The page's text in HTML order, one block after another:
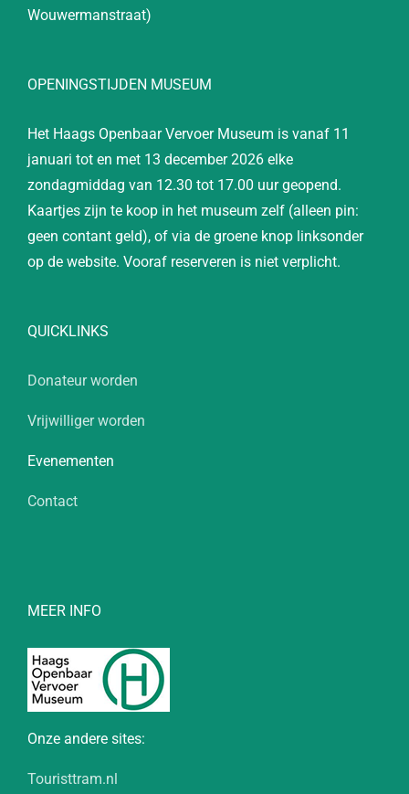
Wouwermanstraat)
OPENINGSTIJDEN MUSEUM
Het Haags Openbaar Vervoer Museum is vanaf 11
januari tot en met 13 december 2026 elke
zondagmiddag van 12.30 tot 17.00 uur geopend.
Kaartjes zijn te koop in het museum zelf (alleen pin:
geen contant geld), of via de groene knop linksonder
op de website. Vooraf reserveren is niet verplicht.
QUICKLINKS
Donateur worden
Vrijwilliger worden
Evenementen
Contact
MEER INFO
Onze andere sites:
Touristtram.nl